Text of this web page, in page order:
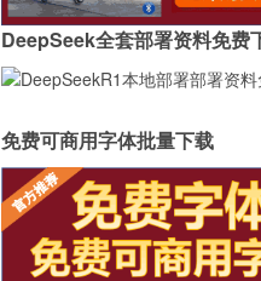
DeepSeek全套部署资料免费
免费可商用字体批量下载